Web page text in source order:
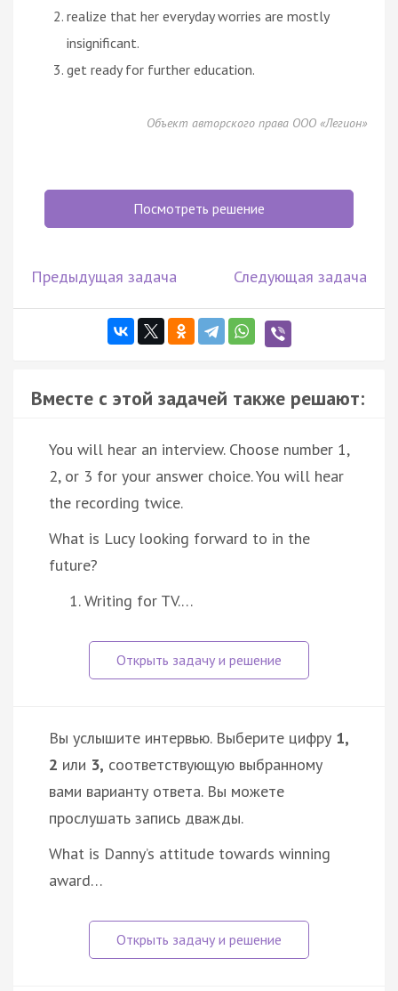
realize that her everyday worries are mostly
insignificant.
get ready for further education.
Объект авторского права ООО «Легион»
Посмотреть решение
Предыдущая задача Следующая задача
Вместе с этой задачей также решают:
You will hear an interview. Choose number 1,
2, or 3 for your answer choice. You will hear
the recording twice.
What is Lucy looking forward to in the
future?
Writing for TV.…
Вы услышите интервью. Выберите цифру 1,
2 или 3, соответствующую выбранному
вами варианту ответа. Вы можете
прослушать запись дважды.
What is Danny’s attitude towards winning
award…